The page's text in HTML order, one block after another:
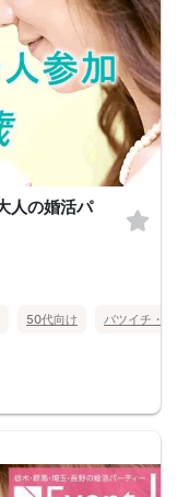
人の婚活パ
50代向け バツイチ・